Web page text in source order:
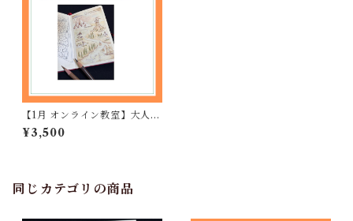
【1月 オンライン教室】大人の
アート塗り絵
¥3,500
同じカテゴリの商品